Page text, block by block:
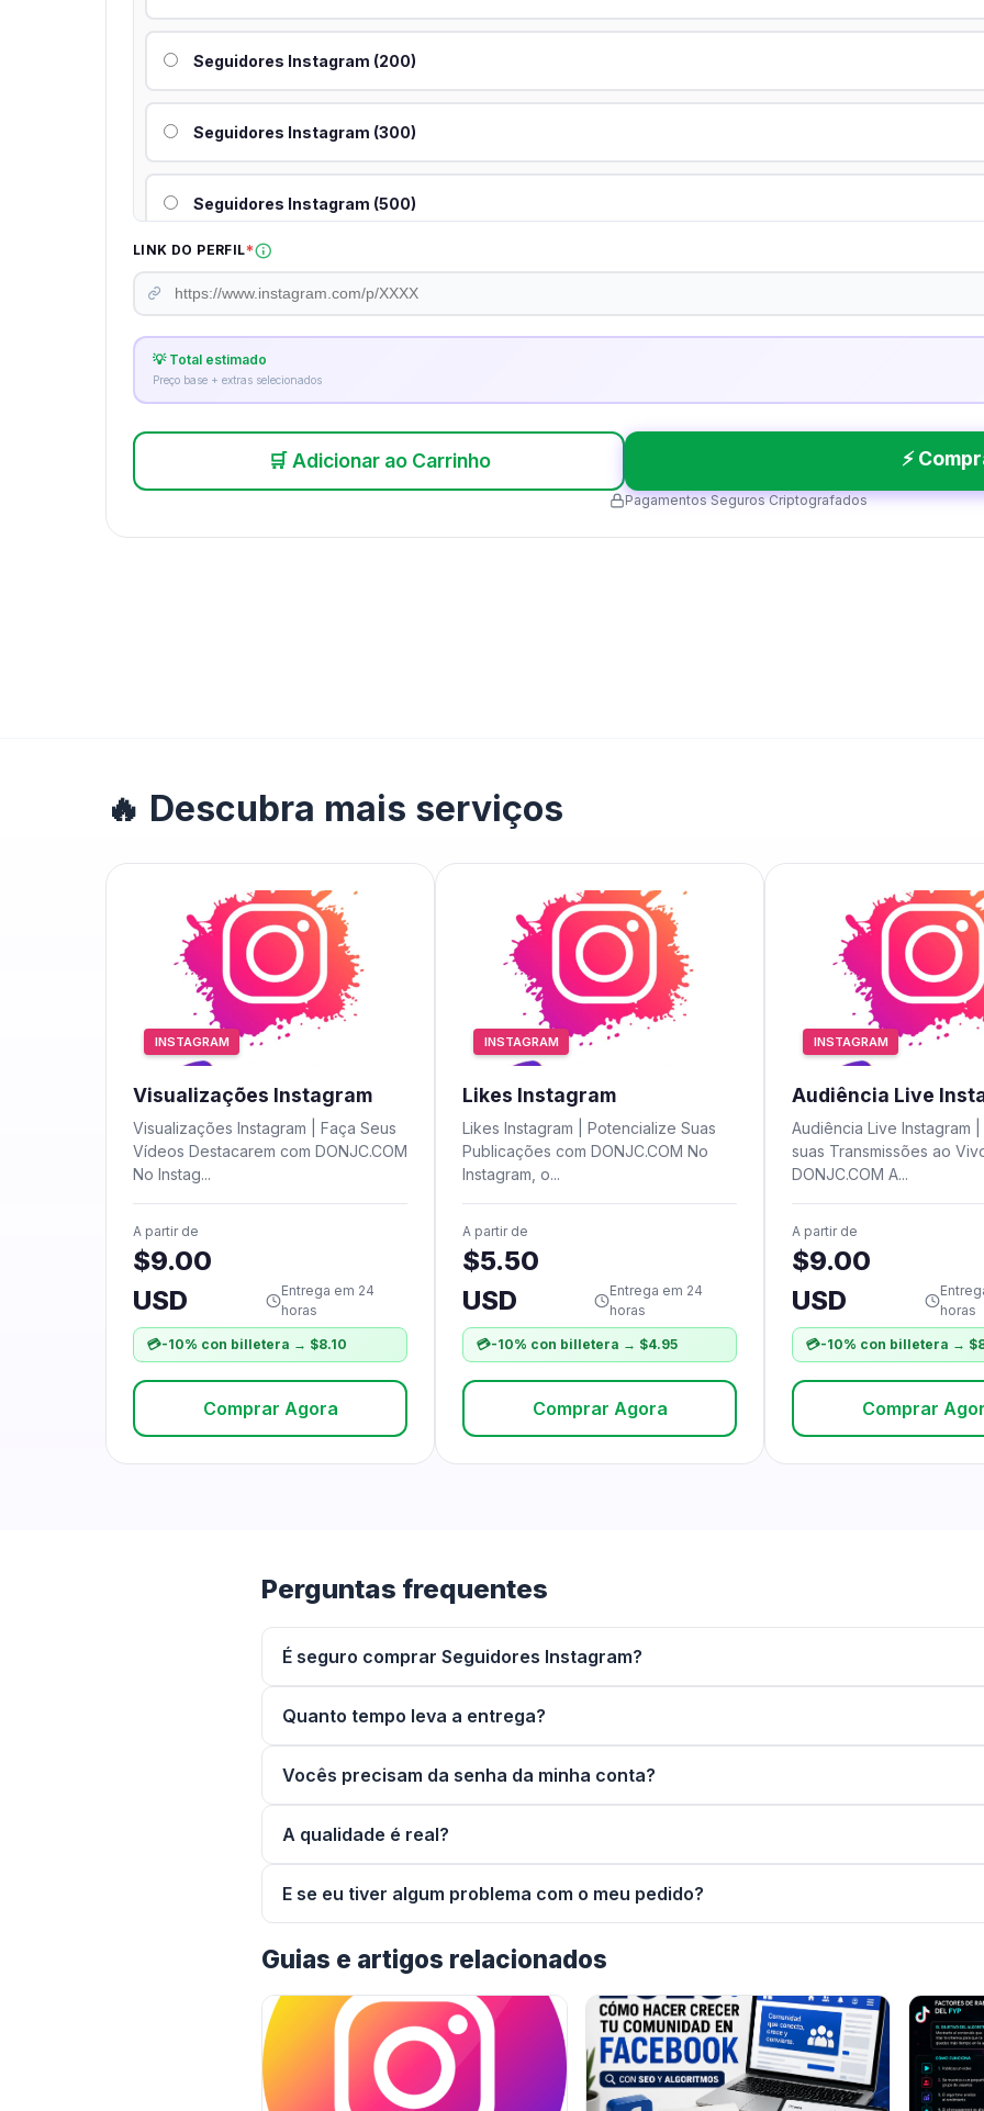
Seguidores Instagram (200)
Seguidores Instagram (300)
Seguidores Instagram (500)
Seguidores Instagram (1,000)
Seguidores Instagram (5,000)
LINK DO PERFIL*
💡 Total estimado
Preço base + extras selecionados
🛒 Adicionar ao Carrinho ⚡
Pagamentos Seguros Criptografados
🔥 Descubra mais serviços
INSTAGRAM
Visualizações Instagram
Visualizações Instagram | Faça Seus
Vídeos Destacarem com DONJC.COM
No Instag...
A partir de
$9.00
USD
Entrega em 24
horas
💳-10% con billetera → $8.10
Comprar Agora
INSTAGRAM
Likes Instagram
Likes Instagram | Potencialize Suas
Publicações com DONJC.COM No
Instagram, o...
A partir de
$5.50
USD
Entrega em 24
horas
💳-10% con billetera → $4.95
Comprar Agora
INSTAGRAM
Audiência Live
Audiência Live Instagram
suas Transmissões ao
DONJC.COM A...
A partir de
$9.00
USD
horas
💳-10% con billetera →
Comprar
Perguntas frequentes
É seguro comprar Seguidores Instagram?
Quanto tempo leva a entrega?
Vocês precisam da senha da minha conta?
A qualidade é real?
E se eu tiver algum problema com o meu pedido?
Guias e artigos relacionados